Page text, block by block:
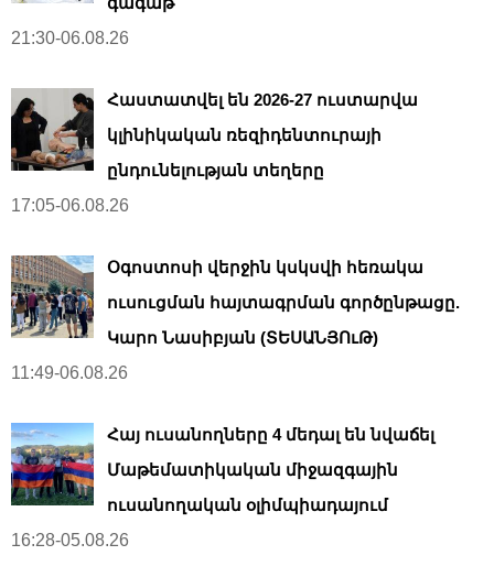
21:30-06.08.26
Հաստատվել են 2026-27 ուստարվա
կլինիկական ռեզիդենտուրայի
ընդունելության տեղերը
17:05-06.08.26
Օգոստոսի վերջին կսկսվի հեռակա
ուսուցման հայտագրման գործընթացը.
Կարո Նասիբյան (ՏԵՍԱՆՅՈւԹ)
11:49-06.08.26
Հայ ուսանողները 4 մեդալ են նվաճել
Մաթեմատիկական միջազգային
ուսանողական օլիմպիադայում
16:28-05.08.26